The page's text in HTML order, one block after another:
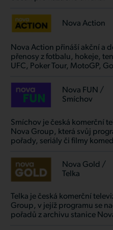
Nova Action
Nova Action přináší akční a
přenosy z fotbalu, hokeje,
UFC, Poker Tour, MotoGP,
Nova FUN /
Smíchov
Smíchov je česká komerční
Nova Group, která svůj
pořady, seriály či filmy
Nova Gold /
Telka
Telka je česká komerční
Group, v jejíž programu se
pořadů z archivu stanice